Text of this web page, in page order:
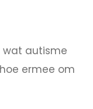
wat autisme
ermee om